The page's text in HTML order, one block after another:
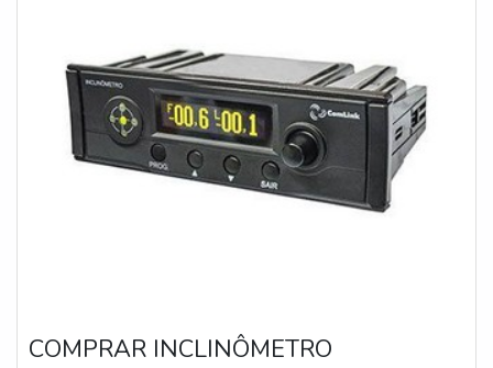
COMPRAR INCLINÔMETRO